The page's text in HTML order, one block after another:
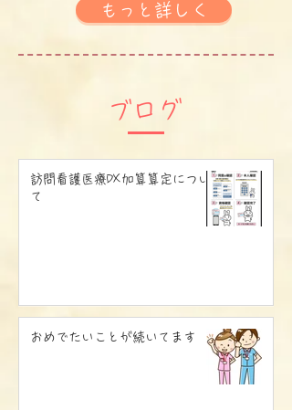
もっと詳しく
​ブログ
訪問看護医療DX加算算定につい
て
おめでたいことが続いてます